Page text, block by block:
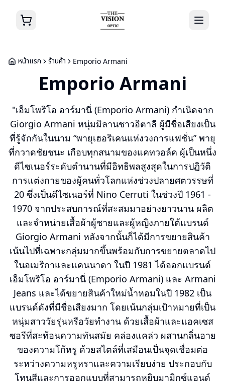
หน้าแรก ร้านค้า Emporio Armani
Emporio Armani
"เอ็มโพริโอ อาร์มานี่ (Emporio Armani) กำเนิดจาก
Giorgio Armani หนุ่มมิลานชาวอิตาลี ผู้มีชื่อเสียงเป็น
ที่รู้จักกันในนาม “พายุเฮอริเคนแห่งวงการแฟชั่น” พายุ
ที่กวาดชัยชนะ เกือบทุกสนามของแคทวอล์ค ผู้เป็นหนึ่ง
ดีไซเนอร์ระดับตำนานที่มีอิทธิพลสูงสุดในการปฏิวัติ
การแต่งกายของผู้คนทั่วโลกแห่งช่วงปลายศตวรรษที่
20 ซึ่งเป็นดีไซเนอร์ที่ Nino Cerruti ในช่วงปี 1961 -
1970 จากประสบการณ์ที่สะสมมาอย่างยาวนาน ผลิต
และจำหน่ายเสื้อผ้าผู้ชายและผู้หญิงภายใต้แบรนด์
Giorgio Armani หลังจากนั้นก็ได้มีการขยายสินค้า
เน้นไปที่เฉพาะกลุ่มมากขึ้นพร้อมกับการขยายตลาดไป
ในอเมริกาและแคนนาดา ในปี 1981 ได้ออกแบรนด์
เอ็มโพริโอ อาร์มานี่ (Emporio Armani) และ Armani
Jeans และได้ขยายสินค้าใหม่น้ำหอมในปี 1982 เป็น
แบรนด์ดังที่มีชื่อเสียงมาก โดยเน้นกลุ่มเป้าหมายที่เป็น
หนุ่มสาววัยรุ่นหรือวัยทำงาน ด้วยเสื้อผ้าและแอคเซส
ซอรีที่สะท้อนความทันสมัย คล่องแคล่ว ผสานกลิ่นอาย
ของความโก้หรู ด้วยสไตล์ที่เสมือนเป็นจุดเชื่อมต่อ
ระหว่างความหรูหราและความเรียบง่าย ประกอบกับ
โทนสีและการออกแบบที่สามารถหยิบมามิกซ์แอนด์